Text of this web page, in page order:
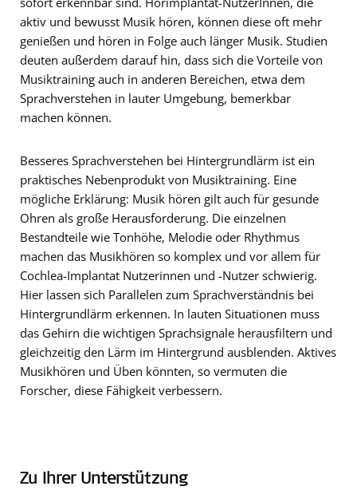
aktiv und bewusst Musik hören, können diese oft mehr
genießen und hören in Folge auch länger Musik. Studien
deuten außerdem darauf hin, dass sich die Vorteile von
Musiktraining auch in anderen Bereichen, etwa dem
Sprachverstehen in lauter Umgebung, bemerkbar
machen können.
Besseres Sprachverstehen bei Hintergrundlärm ist ein
praktisches Nebenprodukt von Musiktraining. Eine
mögliche Erklärung: Musik hören gilt auch für gesunde
Ohren als große Herausforderung. Die einzelnen
Bestandteile wie Tonhöhe, Melodie oder Rhythmus
machen das Musikhören so komplex und vor allem für
Cochlea-Implantat Nutzerinnen und -Nutzer schwierig.
Hier lassen sich Parallelen zum Sprachverständnis bei
Hintergrundlärm erkennen. In lauten Situationen muss
das Gehirn die wichtigen Sprachsignale herausfiltern und
gleichzeitig den Lärm im Hintergrund ausblenden. Aktives
Musikhören und Üben könnten, so vermuten die
Forscher, diese Fähigkeit verbessern.
Zu Ihrer Unterstützung